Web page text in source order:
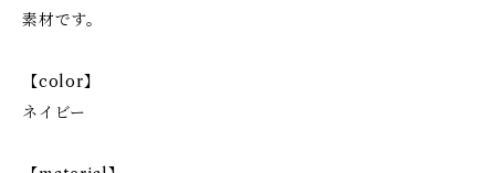
素材です。
【color】
ネイビー